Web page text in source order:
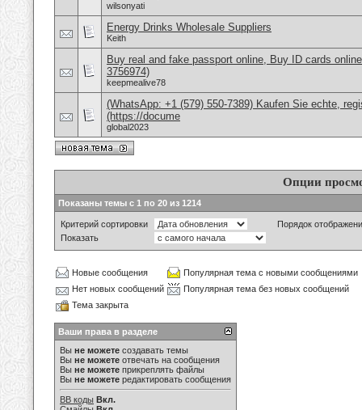
wilsonyati
Energy Drinks Wholesale Suppliers
Keith
Buy real and fake passport online, Buy ID cards
3756974)
keepmealive78
(WhatsApp: +1 (579) 550-7389) Kaufen Sie echte,
(https://docume
global2023
Опции
Показаны темы с 1 по 20 из 1214
Критерий сортировки
Порядок
Показать
Новые сообщения
Популярная тема с новыми сообщениями
Нет новых сообщений
Популярная тема без новых сообщений
Тема закрыта
Ваши права в разделе
Вы не можете создавать темы
Вы не можете отвечать на сообщения
Вы не можете прикреплять файлы
Вы не можете редактировать сообщения
BB коды Вкл.